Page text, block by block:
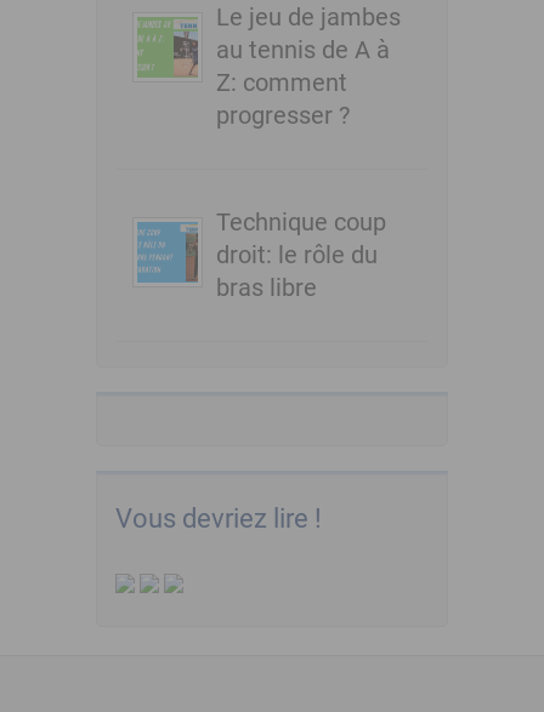
Le jeu de jambes
au tennis de A à
Z: comment
progresser ?
Technique coup
droit: le rôle du
bras libre
Vous devriez lire !